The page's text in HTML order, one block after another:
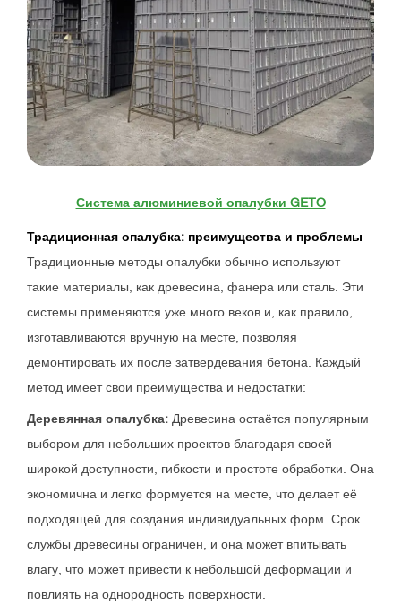
Система алюминиевой опалубки GETO
Традиционная опалубка: преимущества и проблемы
Традиционные методы опалубки обычно используют
такие материалы, как древесина, фанера или сталь. Эти
системы применяются уже много веков и, как правило,
изготавливаются вручную на месте, позволяя
демонтировать их после затвердевания бетона. Каждый
метод имеет свои преимущества и недостатки:
Деревянная опалубка: Древесина остаётся популярным
выбором для небольших проектов благодаря своей
широкой доступности, гибкости и простоте обработки. Она
экономична и легко формуется на месте, что делает её
подходящей для создания индивидуальных форм. Срок
службы древесины ограничен, и она может впитывать
влагу, что может привести к небольшой деформации и
повлиять на однородность поверхности.